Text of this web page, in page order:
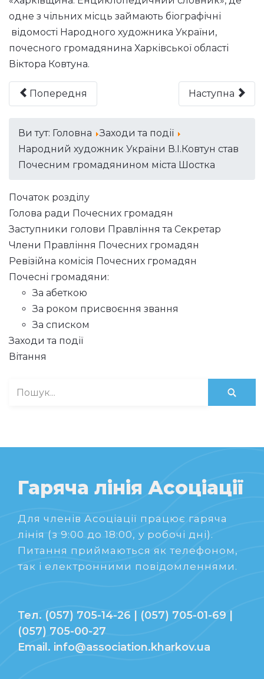
одне з чільних місць займають біографічні
відомості Народного художника України,
почесного громадянина Харківської області
Віктора Ковтуна.
Попередня Наступна
Ви тут: Головна
Заходи та події
Народний художник України В.І.Ковтун став
Почесним громадянином міста Шостка
Початок розділу
Голова ради Почесних громадян
Заступники голови Правління та Секретар
Члени Правління Почесних громадян
Ревізійна комісія Почесних громадян
Почесні громадяни:
За абеткою
За роком присвоєння звання
За списком
Заходи та події
Вітання
Гаряча лінія Асоціації
Для членів Асоціації працює гаряча
лінія (з 9:00 до 18:00, у робочі дні).
Питання приймаються як телефоном,
так і електронними повідомленнями.
Тел. (057) 705-14-26 | (057) 705-01-69 |
(057) 705-00-27
Email. info@association.kharkov.ua